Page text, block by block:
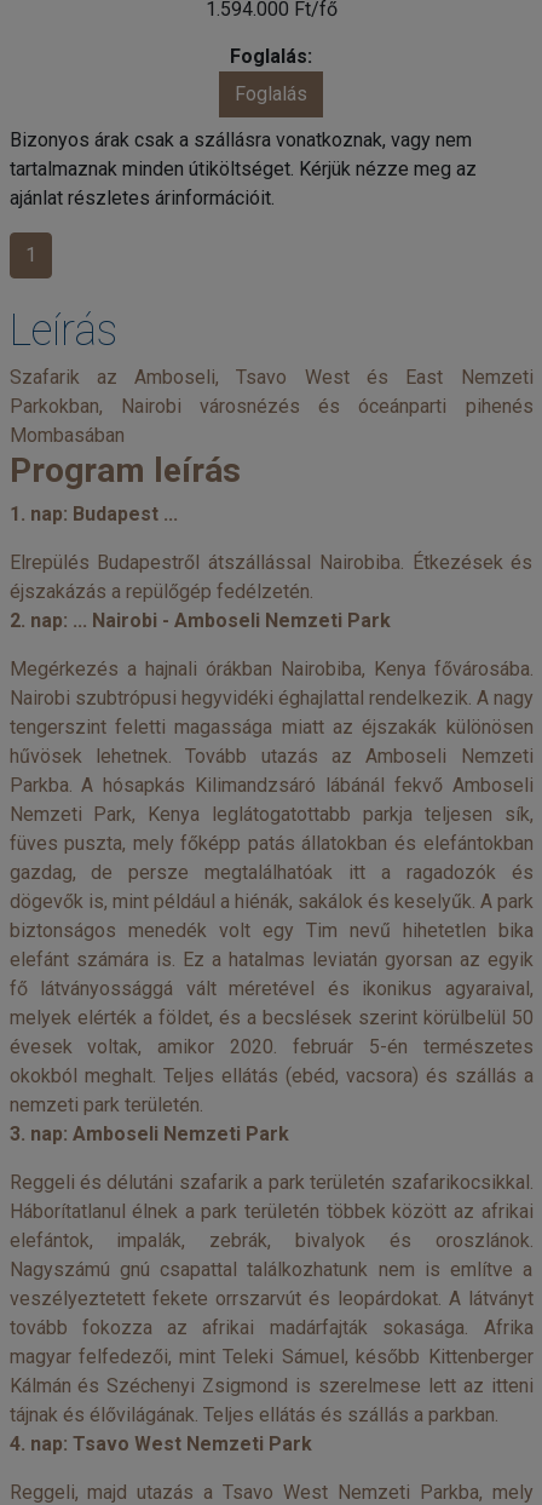
1.594.000 Ft/fő
Foglalás
Bizonyos árak csak a szállásra vonatkoznak, vagy nem
tartalmaznak minden útiköltséget. Kérjük nézze meg az
ajánlat részletes árinformációit.
1
Leírás
Szafarik az Amboseli, Tsavo West és East Nemzeti
Parkokban, Nairobi városnézés és óceánparti pihenés
Mombasában
Program leírás
1. nap: Budapest ...
Elrepülés Budapestről átszállással Nairobiba. Étkezések és
éjszakázás a repülőgép fedélzetén.
2. nap: ... Nairobi - Amboseli Nemzeti Park
Megérkezés a hajnali órákban Nairobiba, Kenya fővárosába.
Nairobi szubtrópusi hegyvidéki éghajlattal rendelkezik. A nagy
tengerszint feletti magassága miatt az éjszakák különösen
hűvösek lehetnek. Tovább utazás az Amboseli Nemzeti
Parkba. A hósapkás Kilimandzsáró lábánál fekvő Amboseli
Nemzeti Park, Kenya leglátogatottabb parkja teljesen sík,
füves puszta, mely főképp patás állatokban és elefántokban
gazdag, de persze megtalálhatóak itt a ragadozók és
dögevők is, mint például a hiénák, sakálok és keselyűk. A park
biztonságos menedék volt egy Tim nevű hihetetlen bika
elefánt számára is. Ez a hatalmas leviatán gyorsan az egyik
fő látványossággá vált méretével és ikonikus agyaraival,
melyek elérték a földet, és a becslések szerint körülbelül 50
évesek voltak, amikor 2020. február 5-én természetes
okokból meghalt. Teljes ellátás (ebéd, vacsora) és szállás a
nemzeti park területén.
3. nap: Amboseli Nemzeti Park
Reggeli és délutáni szafarik a park területén szafarikocsikkal.
Háborítatlanul élnek a park területén többek között az afrikai
elefántok, impalák, zebrák, bivalyok és oroszlánok.
Nagyszámú gnú csapattal találkozhatunk nem is említve a
veszélyeztetett fekete orrszarvút és leopárdokat. A látványt
tovább fokozza az afrikai madárfajták sokasága. Afrika
magyar felfedezői, mint Teleki Sámuel, később Kittenberger
Kálmán és Széchenyi Zsigmond is szerelmese lett az itteni
tájnak és élővilágának. Teljes ellátás és szállás a parkban.
4. nap: Tsavo West Nemzeti Park
Reggeli, majd utazás a Tsavo West Nemzeti Parkba, mely